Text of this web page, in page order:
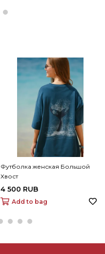
Футболка женская Большой
Хвост
4 500 RUB
Add to bag